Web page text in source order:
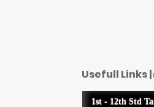
Usefull Links
1st - 12th Std